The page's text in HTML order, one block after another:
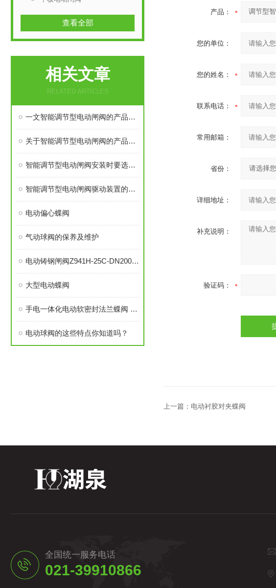
查看全部
相关文章
RELATED ARTICLES
一文智能调节型电动闸阀的产品知识
关于智能调节型电动闸阀的产品信息请看这里
智能调节型电动闸阀安装时要选配合适的手动装置
智能调节型电动闸阀驱动装置的接线须按线路图进行
电动偏心蝶阀
气动球阀的保养及维护
电动铸钢闸阀Z941H-25C-DN200硬密封电动闸阀
大型电动蝶阀
手电一体化电动软密封法兰蝶阀 D941X-16C DN300
电动球阀的这些特点你知道吗？
产品：
您的单位：
您的姓名：
联系电话：
常用邮箱：
省份：
详细地址：
补充说明：
验证码：
上一篇： 电动衬胶对夹蝶阀
全国统一服务电话
021-39910866